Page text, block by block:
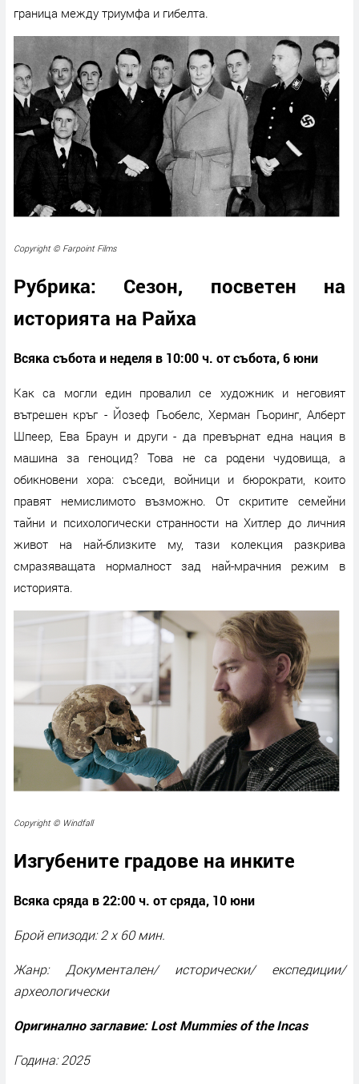
граница между триумфа и гибелта.
Copyright © Farpoint Films
Рубрика: Сезон, посветен на
историята на Райха
Всяка събота и неделя в 10:00 ч. от събота,6 юни
Как са могли един провалил се художник и неговият
вътрешен кръг - Йозеф Гьобелс, Херман Гьоринг, Алберт
Шпеер, Ева Браун и други - да превърнат една нация в
машина за геноцид? Това не са родени чудовища, а
обикновени хора: съседи, войници и бюрократи, които
правят немислимото възможно. От скритите семейни
тайни и психологически странности на Хитлер до личния
живот на най-близките му, тази колекция разкрива
смразяващата нормалност зад най-мрачния режим в
историята.
Copyright © Windfall
Изгубените градове на инките
Всяка сряда в 22:00 ч. от сряда, 10 юни
Брой епизоди: 2 x 60 мин.
Жанр: Документален/ исторически/ експедиции/
археологически
Оригинално заглавие: Lost Mummies of the Incas
Година: 2025